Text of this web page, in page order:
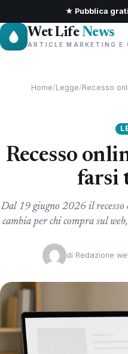
★ Pubblica
Wet Life News
ARTICLE MARKETING E
Home/Legge/Recesso
Recesso
farsi
Dal 19 giugno 2026 il recesso
cambia per chi compra sul
di Redazione